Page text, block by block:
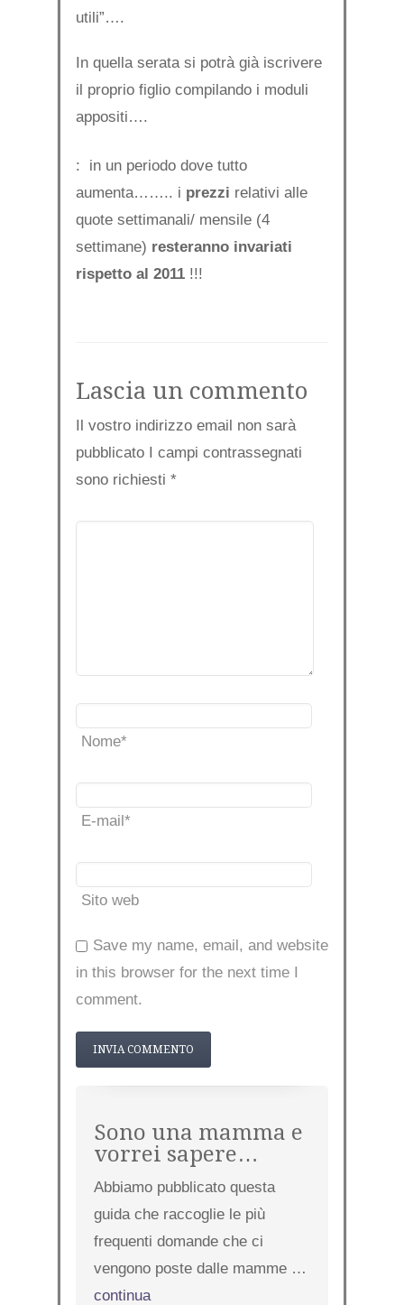
utili”….
In quella serata si potrà già iscrivere
il proprio figlio compilando i moduli
appositi….
: in un periodo dove tutto
aumenta…….. i prezzi relativi alle
quote settimanali/ mensile (4
settimane) resteranno invariati
rispetto al 2011 !!!
Lascia un commento
Il vostro indirizzo email non sarà
pubblicato I campi contrassegnati
sono richiesti *
Nome*
E-mail*
Sito web
Save my name, email, and website
in this browser for the next time I
comment.
Sono una mamma e
vorrei sapere…
Abbiamo pubblicato questa
guida che raccoglie le più
frequenti domande che ci
vengono poste dalle mamme …
continua